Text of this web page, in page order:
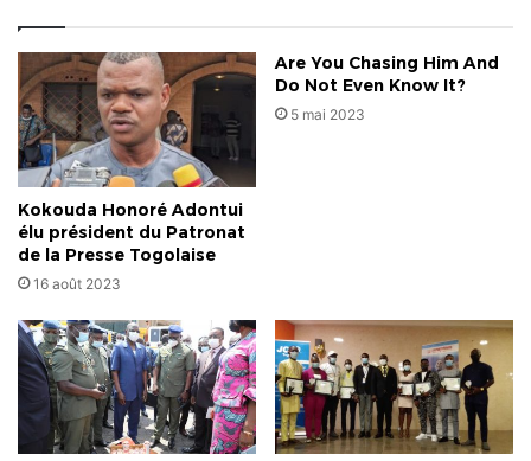
Kokouda Honoré Adontui
élu président du Patronat
de la Presse Togolaise
16 août 2023
Are You Chasing Him And
Do Not Even Know It?
5 mai 2023